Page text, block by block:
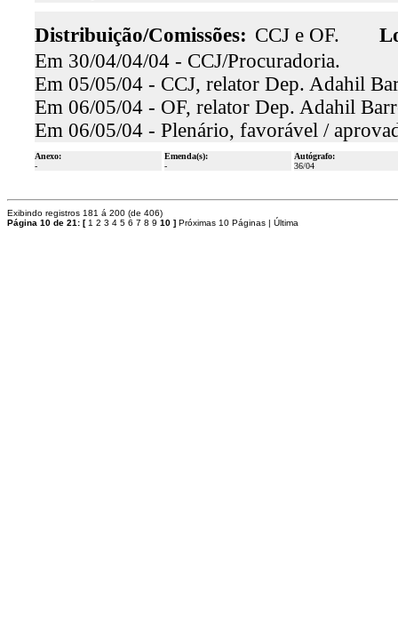
Distribuição/Comissões: CCJ e OF.
Em 30/04/04/04 - CCJ/Procuradoria.
Em 05/05/04 - CCJ, relator Dep. Adahil
Em 06/05/04 - OF, relator Dep. Adahil
Em 06/05/04 - Plenário, favorável /
Anexo:
-
Emenda(s):
-
Autógrafo:
36/04
Exibindo registros 181 á 200 (de 406)
Página 10 de 21: [ 1 2 3 4 5 6 7 8 9 10 ] Próximas 10 Páginas | Última